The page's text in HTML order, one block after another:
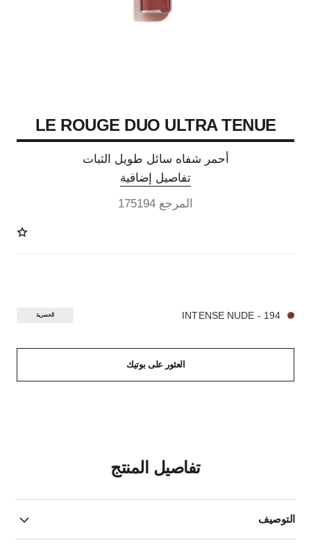
LE ROUGE DUO ULTRA TENUE
أحمر شفاه سائل طويل الثبات
تفاصيل إضافية
المرجع 175194
194 - INTENSE NUDE الحصرية
العثور على بوتيك
تفاصيل المنتج
التوصيف